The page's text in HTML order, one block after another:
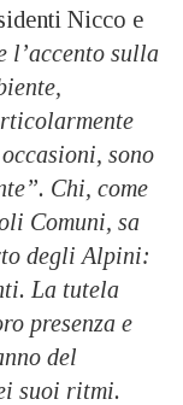
Nicco e
l’accento sulla
sono
Chi, come
Comuni, sa
degli Alpini:
La tutela
presenza e
del
suoi ritmi.